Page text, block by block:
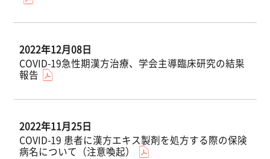
2022年12月08日
COVID-19急性期漢方治療、学会主導臨床研究の結果
報告
2022年11月25日
COVID-19 患者に漢方エキス製剤を処方する際の保険
病名について（注意喚起）